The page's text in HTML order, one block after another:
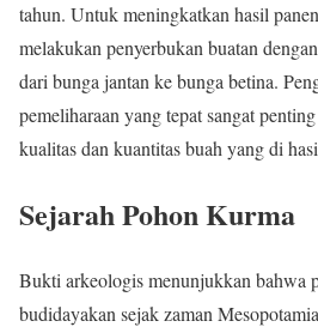
tahun. Untuk meningkatkan hasil
melakukan penyerbukan buatan
dari bunga jantan ke bunga betina.
pemeliharaan yang tepat sangat
kualitas dan kuantitas buah yang di
Sejarah Pohon Kurma
Bukti arkeologis menunjukkan bahwa
budidayakan sejak zaman